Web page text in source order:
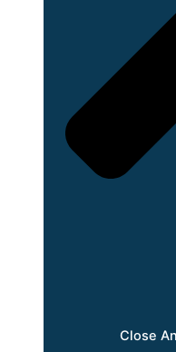
Close